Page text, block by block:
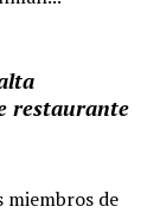
restaurante
miembros de